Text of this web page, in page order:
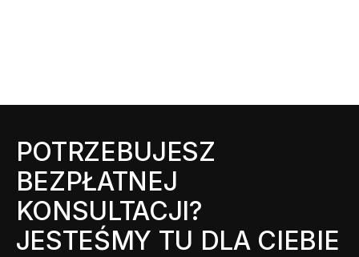
POTRZEBUJESZ
BEZPŁATNEJ
KONSULTACJI?
JESTEŚMY TU DLA CIEBIE